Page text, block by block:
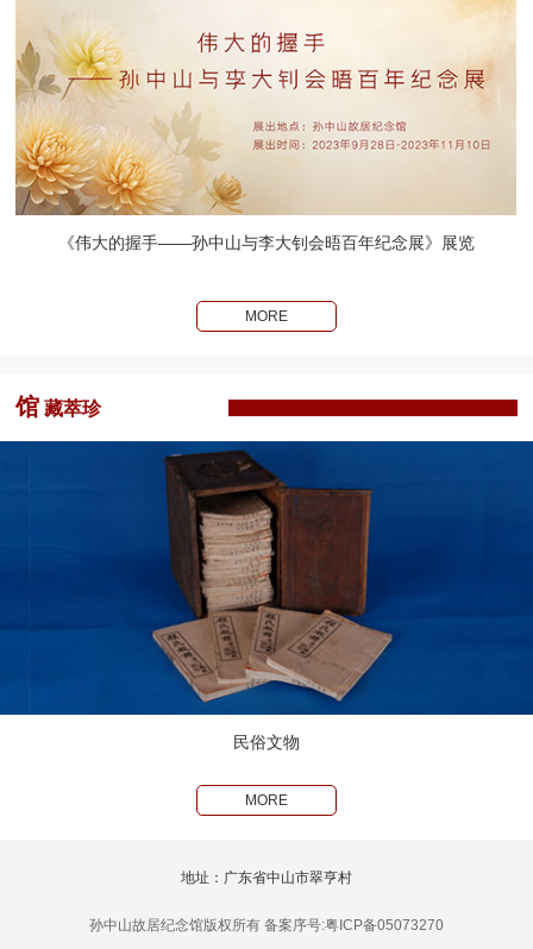
《伟大的握手——孙中山与李大钊会晤百年纪念展》展览
MORE
馆 藏萃珍
民俗文物
MORE
地址：广东省中山市翠亨村
孙中山故居纪念馆版权所有 备案序号:粤ICP备05073270